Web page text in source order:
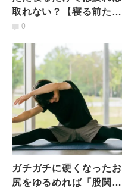
取れない？【寝る前たっ
た30秒で翌朝スッキリ】
0
ガチガチに硬くなったお
尻をゆるめれば「股関節